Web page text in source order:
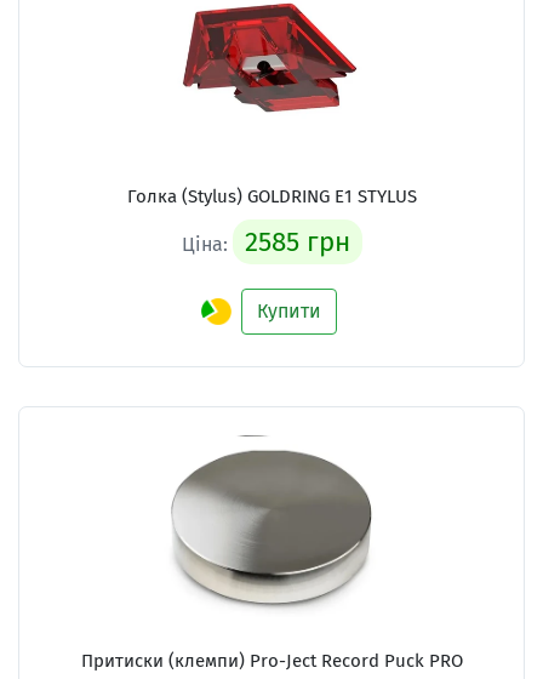
Голка (Stylus) GOLDRING E1 STYLUS
Ціна: 2585 грн
Купити
Притиски (клемпи) Pro-Ject Record Puck PRO